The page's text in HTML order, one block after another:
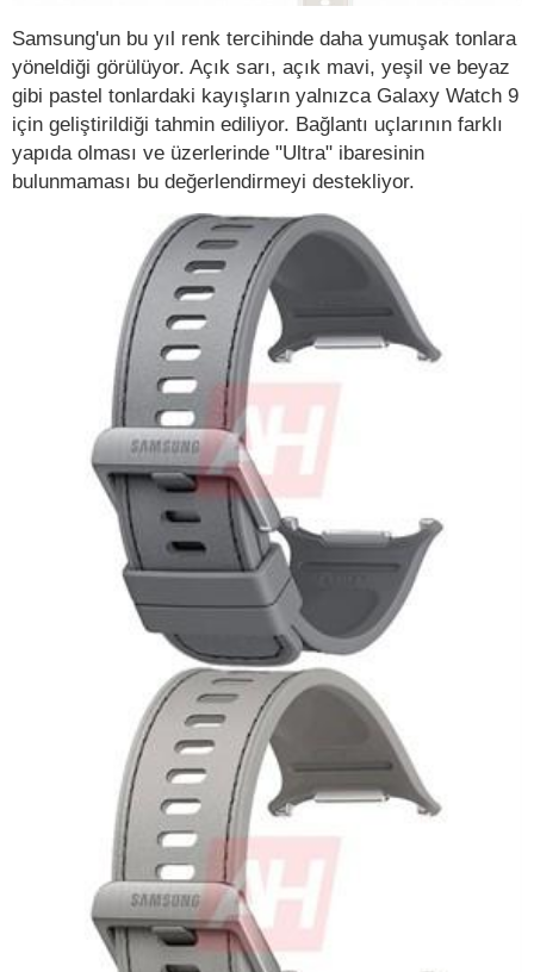
Samsung'un bu yıl renk tercihinde daha yumuşak tonlara
yöneldiği görülüyor. Açık sarı, açık mavi, yeşil ve beyaz
gibi pastel tonlardaki kayışların yalnızca Galaxy Watch 9
için geliştirildiği tahmin ediliyor. Bağlantı uçlarının farklı
yapıda olması ve üzerlerinde "Ultra" ibaresinin
bulunmaması bu değerlendirmeyi destekliyor.